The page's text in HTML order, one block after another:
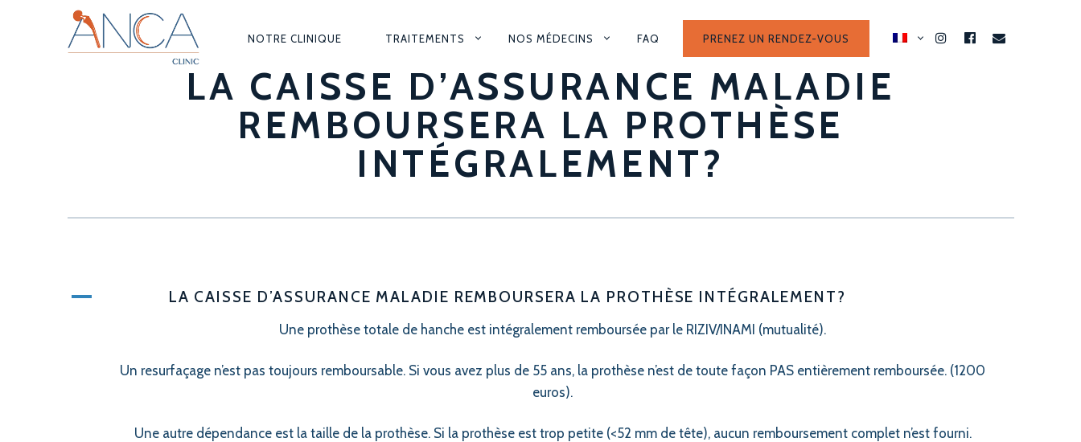
NAVIGATION
PRINCIPALE
NOTRE CLINIQUE TRAITEMENTS NOS MÉDECINS FAQ PRENEZ UN RENDEZ-VOUS
INSTAGRAM
FACEBOOK
EMAIL
LA CAISSE D’ASSURANCE MALADIE
REMBOURSERA LA PROTHÈSE
INTÉGRALEMENT?
A LA CAISSE D’ASSURANCE MALADIE REMBOURSERA LA PROTHÈSE INTÉGRALEMENT?
Une prothèse totale de hanche est intégralement remboursée par le RIZIV/INAMI (mutualité).
Un resurfaçage n’est pas toujours remboursable. Si vous avez plus de 55 ans, la prothèse n’est de toute façon PAS entièrement remboursée. (1200
euros).
Une autre dépendance est la taille de la prothèse. Si la prothèse est trop petite (<52 mm de tête), aucun remboursement complet n’est fourni.